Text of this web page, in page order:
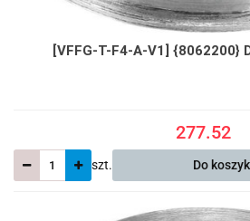
[VFFG-T-F4-A-V1] {8062200}
277.52
szt. Do